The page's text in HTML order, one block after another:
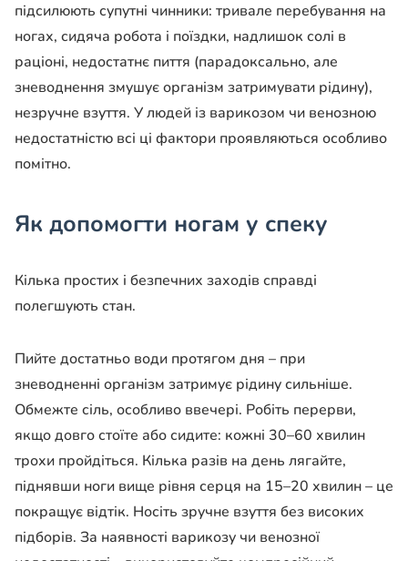
підсилюють супутні чинники: тривале перебування на
ногах, сидяча робота і поїздки, надлишок солі в
раціоні, недостатнє пиття (парадоксально, але
зневоднення змушує організм затримувати рідину),
незручне взуття. У людей із варикозом чи венозною
недостатністю всі ці фактори проявляються особливо
помітно.
Як допомогти ногам у спеку
Кілька простих і безпечних заходів справді
полегшують стан.
Пийте достатньо води протягом дня – при
зневодненні організм затримує рідину сильніше.
Обмежте сіль, особливо ввечері. Робіть перерви,
якщо довго стоїте або сидите: кожні 30–60 хвилин
трохи пройдіться. Кілька разів на день лягайте,
піднявши ноги вище рівня серця на 15–20 хвилин – це
покращує відтік. Носіть зручне взуття без високих
підборів. За наявності варикозу чи венозної